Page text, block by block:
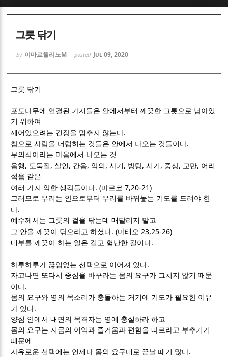
그릇 닦기
by 이마르첼리노M posted Jul 09, 2020
그릇 닦기
포도나무에 연결된 가지들은 안에서부터 깨끗한 그릇으로 남아있
기 위하여
깨어있으려는 긴장을 멈추지 않는다.
참으로 사람을 더럽히는 것들은 안에서 나오는 것들이다.
무의식이라는 마음에서 나오는 것
음행 , 도둑질 ,살인 , 간음, 악의 ,사기 , 방탕,시기 , 중상, 교만, 어리
석음 같은
여러 가지 악한 생각들이다. (마르코7,20-21)
그러므로 우리는 안으로부터 우리를 바꿔놓는 기도를 드려야 한
다.
예수께서는 그릇의 겉을 닦는데 매달리지 말고
그 안을 깨끗이 닦으라고 하셨다. (마태오 23,25-26)
내부를 깨끗이 하는 일은 길고 험난한 길이다.
하루하루가 끊임없는 선택으로 이어져 있다.
자고나면 또다시 중심을 바꾸라는 몸의 요구가 그치지 않기 때문
이다.
몸의 요구와 영의 목소리가 충돌하는 거기에 기도가 필요한 이유
가 있다.
양심 안에서 내면의 목격자는 영에 충실하라 하고
몸의 요구는 지금의 이익과 즐거움과 편함을 따르라고 부추기기
때문에
자유로운 선택에는 언제나 몸의 요구대로 끝날 때기 많다.
Sketchbook5, 스케치북5
Sketchbook5, 스케치북5
Sketchbook5, 스케치북5
Sketchbook5, 스케치북5